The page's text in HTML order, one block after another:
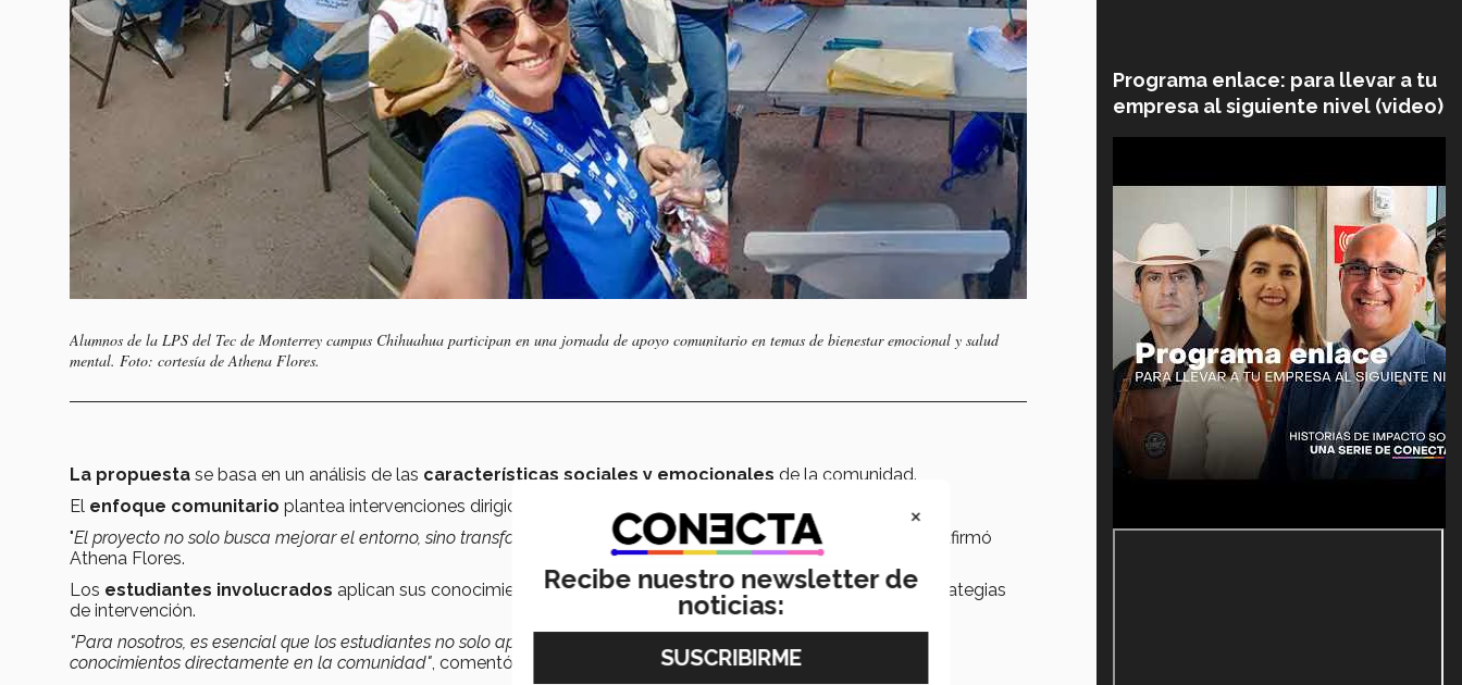
Alumnos de la LPS del Tec de Monterrey campus Chihuahua participan en una jornada de apoyo comunitario en temas de bienestar emocional y salud
mental. Foto: cortesía de Athena Flores.
La propuesta se basa en un análisis de las características sociales y emocionales de la comunidad.
El enfoque comunitario plantea intervenciones dirigidas a la población a lo largo del tiempo.
"El proyecto no solo busca mejorar el entorno, sino transformar la realidad emocional y social de la comunidad"
, afirmó
Athena Flores.
Los estudiantes involucrados aplican sus conocimientos enpsicología y salud públicapara diseñar estrategias
de intervención.
"Para nosotros, es esencial que los estudiantes no solo aprendan teoría, sino que también puedan aplicar sus
conocimientos directamente en la comunidad", comentó.
Programa enlace: para llevar a tu
empresa al siguiente nivel (video)
×
Recibe nuestro newsletter de
noticias: